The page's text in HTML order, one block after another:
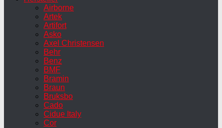
Airborne
Artek
Artifort
Asko
Axel Christensen
Behr
Benz
BMF
Bramin
Braun
Bruksbo
Cado
Cidue Italy
Cor